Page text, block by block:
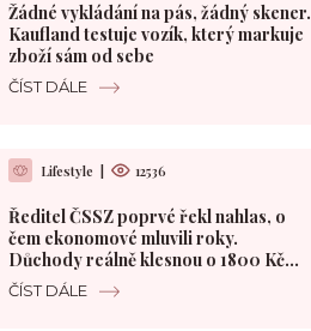
Žádné vykládání na pás, žádný skener.
Kaufland testuje vozík, který markuje
zboží sám od sebe
ČÍST DÁLE
Lifestyle 12536
Ředitel ČSSZ poprvé řekl nahlas, o
čem ekonomové mluvili roky.
Důchody reálně klesnou o 1800 Kč
měsíčně
ČÍST DÁLE